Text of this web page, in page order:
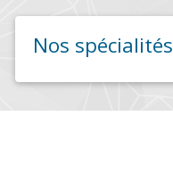
Nos spécialités